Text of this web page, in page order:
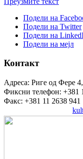
Подели на
Подели на Twitter
Подели на
Подели на мејл
Контакт
Адреса: Риге од Фере
Фиксни телефон: +381
Факс: +381 11 2638 941